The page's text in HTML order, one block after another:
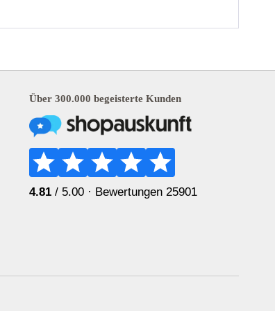
Über 300.000 begeisterte Kunden
4.81 / 5.00 · Bewertungen 25901